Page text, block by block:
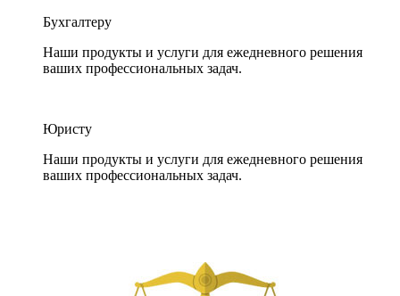
Бухгалтеру
Наши продукты и услуги для ежедневного решения
ваших профессиональных задач.
Юристу
Наши продукты и услуги для ежедневного решения
ваших профессиональных задач.